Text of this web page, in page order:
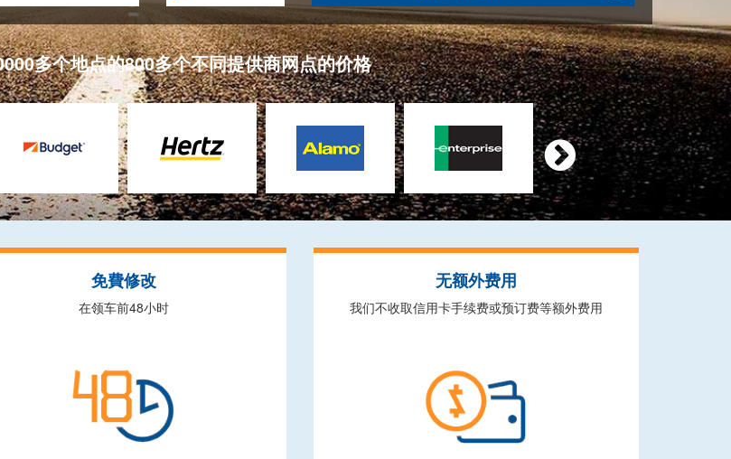
多个地点的800多个不同提供商网点的价格

免費修改
在领车前48小时
无额外费用
我们不收取信用卡手续费或预订费等额外费用